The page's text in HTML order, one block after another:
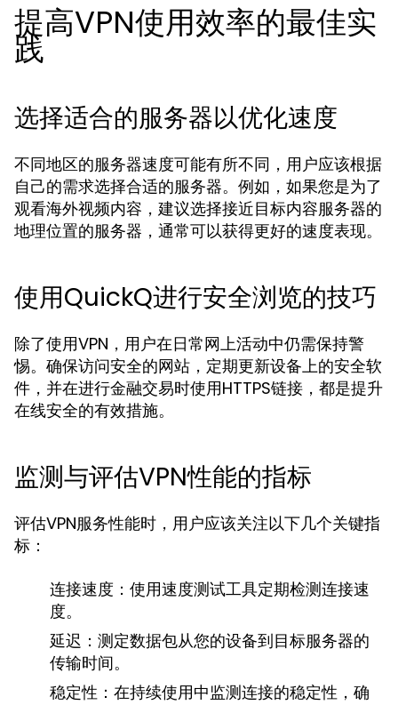
提高VPN使用效率的最佳实
践
选择适合的服务器以优化速度
不同地区的服务器速度可能有所不同，用户应该根据
自己的需求选择合适的服务器。例如，如果您是为了
观看海外视频内容，建议选择接近目标内容服务器的
地理位置的服务器，通常可以获得更好的速度表现。
使用QuickQ进行安全浏览的技巧
除了使用VPN，用户在日常网上活动中仍需保持警
惕。确保访问安全的网站，定期更新设备上的安全软
件，并在进行金融交易时使用HTTPS链接，都是提升
在线安全的有效措施。
监测与评估VPN性能的指标
评估VPN服务性能时，用户应该关注以下几个关键指
标：
连接速度： 使用速度测试工具定期检测连接速
度。
延迟： 测定数据包从您的设备到目标服务器的
传输时间。
稳定性： 在持续使用中监测连接的稳定性，确